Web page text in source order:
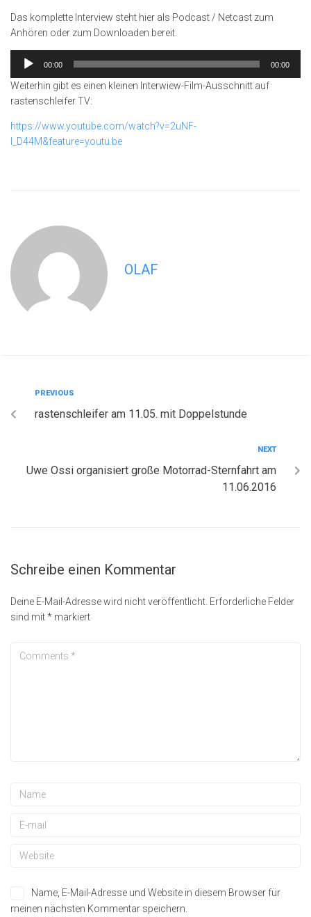
Das komplette Interview steht hier als Podcast / Netcast zum
Anhören oder zum Downloaden bereit.
Audio-
Player
00:00 00:00
Weiterhin gibt es einen kleinen Interwiew-Film-Ausschnitt auf
rastenschleifer TV:
https://www.youtube.com/watch?v=2uNF-
I_D44M&feature=youtu.be
OLAF
PREVIOUS
rastenschleifer am 11.05. mit Doppelstunde
NEXT
Uwe Ossi organisiert große Motorrad-Sternfahrt am
11.06.2016
Schreibe einen Kommentar
Deine E-Mail-Adresse wird nicht veröffentlicht. Erforderliche Felder
sind mit* markiert
Name, E-Mail-Adresse und Website in diesem Browser für
meinen nächsten Kommentar speichern.